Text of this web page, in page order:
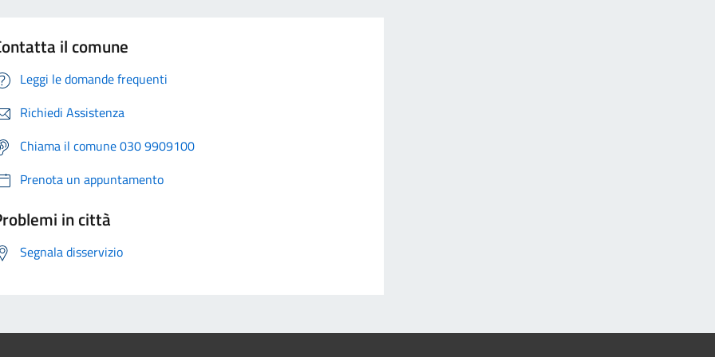
il comune
Leggi le domande frequenti
Richiedi Assistenza
Chiama il comune 030 9909100
Prenota un appuntamento
in città
Segnala disservizio